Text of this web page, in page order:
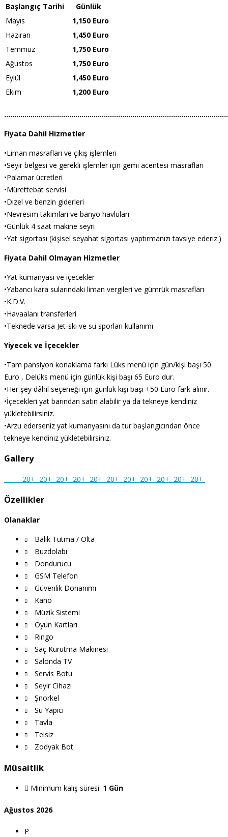
Başlangıç Tarihi
Günlük
Mayıs
1,150 Euro
Haziran
1,450 Euro
Temmuz
1,750 Euro
Ağustos
1,750 Euro
Eylül
1,450 Euro
Ekim
1,200 Euro
Fiyata Dahil Hizmetler
•Liman masrafları ve çıkış işlemleri
•Seyir belgesi ve gerekli işlemler için gemi acentesi masrafları
•Palamar ücretleri
•Mürettebat servisi
•Dizel ve benzin giderleri
•Nevresim takımları ve banyo havluları
•Günlük 4 saat makine seyri
•Yat sigortası (kişisel seyahat sigortası yaptırmanızı tavsiye ederiz.)
Fiyata Dahil Olmayan Hizmetler
•Yat kumanyası ve içecekler
•Yabancı kara sularındaki liman vergileri ve gümrük masrafları
•K.D.V.
•Havaalanı transferleri
•Teknede varsa Jet-ski ve su sporları kullanımı
Yiyecek ve İçecekler
•Tam pansiyon konaklama farkı Lüks menü için gün/kişi başı 50
Euro , Delüks menü için günlük kişi başı 65 Euro dur.
•Her şey dâhil seçeneği için günlük kişi başı +50 Euro fark alınır.
•İçecekleri yat barından satın alabilir ya da tekneye kendiniz
yükletebilirsiniz.
•Arzu ederseniz yat kumanyasını da tur başlangıcından önce
tekneye kendiniz yükletebilirsiniz.
Gallery
20+ 20+ 20+ 20+ 20+ 20+ 20+ 20+ 20+ 20+ 20+
Özellikler
Olanaklar
Balık Tutma / Olta
Buzdolabı
Dondurucu
GSM Telefon
Güvenlik Donanımı
Kano
Müzik Sistemi
Oyun Kartları
Ringo
Saç Kurutma Makinesi
Salonda TV
Servis Botu
Seyir Cihazı
Şnorkel
Su Yapıcı
Tavla
Telsiz
Zodyak Bot
Müsaitlik
Minimum kalış süresi: 1 Gün
Ağustos 2026
P